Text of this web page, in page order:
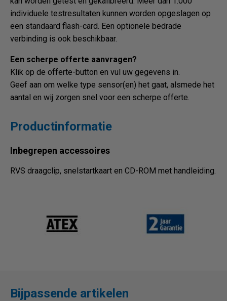
individuele testresultaten kunnen worden opgeslagen op
een standaard flash-card. Een optionele bedrade
verbinding is ook beschikbaar.
Een scherpe offerte aanvragen?
Klik op de offerte-button en vul uw gegevens in.
Geef aan om welke type sensor(en) het gaat, alsmede het
aantal en wij zorgen snel voor een scherpe offerte.
Productinformatie
Inbegrepen accessoires
RVS draagclip, snelstartkaart en CD-ROM met handleiding.
Bijpassende artikelen